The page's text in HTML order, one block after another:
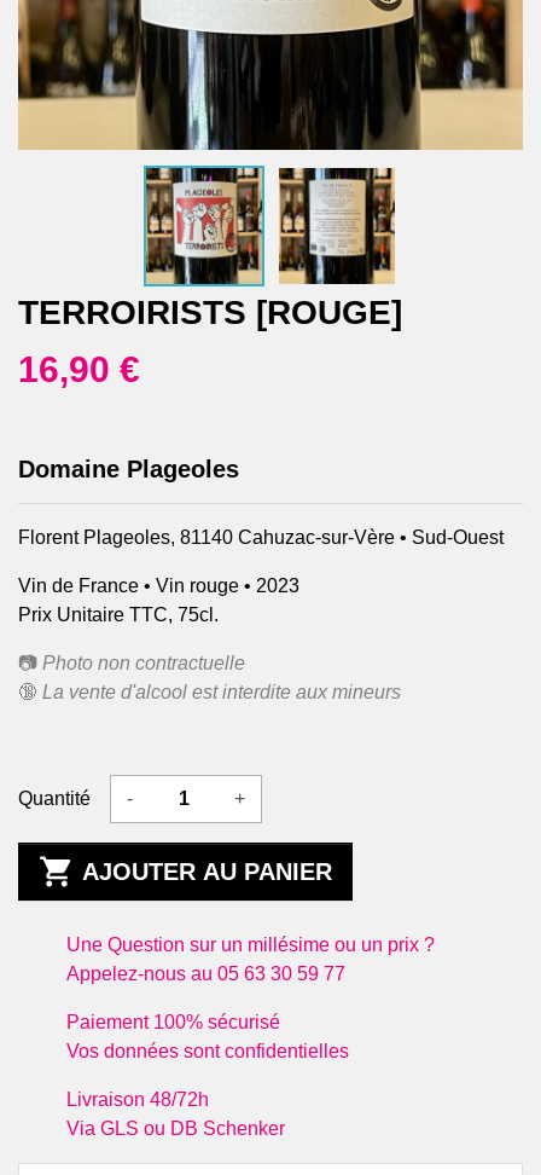
TERROIRISTS [ROUGE]
16,90 €
Domaine Plageoles
Florent Plageoles, 81140 Cahuzac-sur-Vère • Sud-Ouest
Vin de France • Vin rouge • 2023
Prix Unitaire TTC, 75cl.
📷 Photo non contractuelle
🔞 La vente d'alcool est interdite aux mineurs
Quantité - +
 AJOUTER AU PANIER
Une Question sur un millésime ou un prix ?
Appelez-nous au 05 63 30 59 77
Paiement 100% sécurisé
Vos données sont confidentielles
Livraison 48/72h
Via GLS ou DB Schenker